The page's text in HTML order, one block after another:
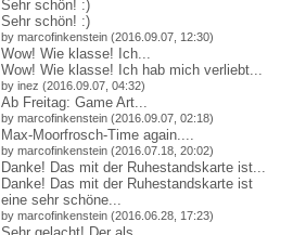
Sehr schön! :)
Sehr schön! :)
by marcofinkenstein (2016.09.07, 12:30)
Wow! Wie klasse! Ich...
Wow! Wie klasse! Ich hab mich verliebt...
by inez (2016.09.07, 04:32)
Ab Freitag: Game Art...
by marcofinkenstein (2016.09.07, 02:18)
Max-Moorfrosch-Time again....
by marcofinkenstein (2016.07.18, 20:02)
Danke! Das mit der Ruhestandskarte ist...
Danke! Das mit der Ruhestandskarte ist
eine sehr schöne...
by marcofinkenstein (2016.06.28, 17:23)